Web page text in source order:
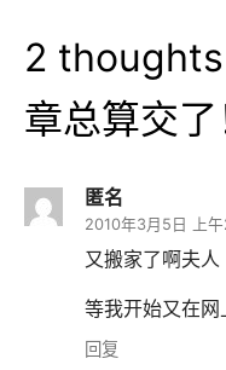
2
章总算交了
匿名
2010年3月5日 上
又搬家了啊夫人
等我开始又在网
回复